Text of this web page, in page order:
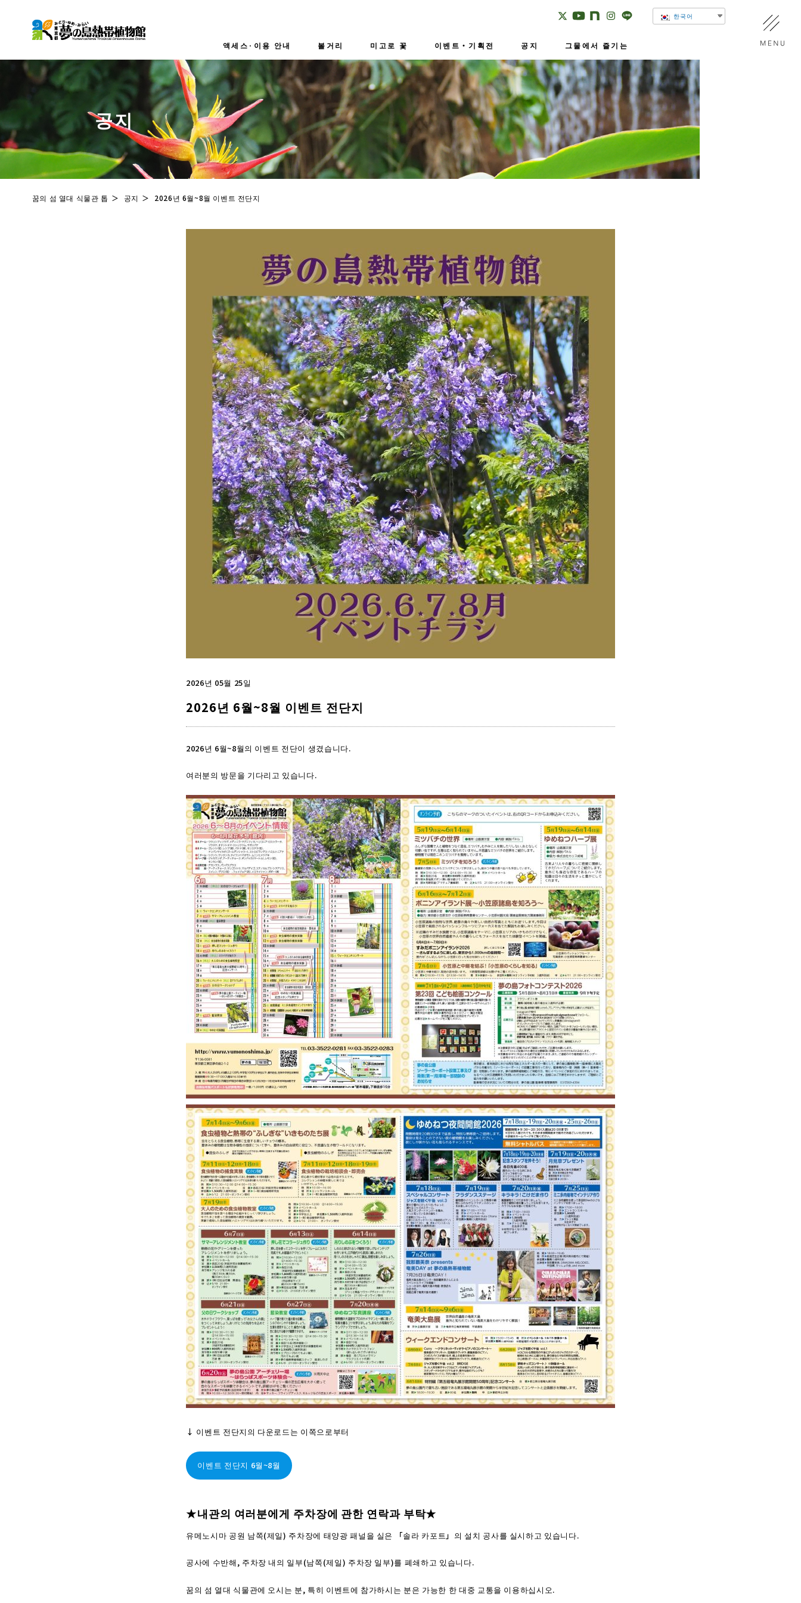
한국어
액세스·이용 안내
액세스
수수료
영업시간
관내지도
장애인
볼거리
관내의 모습
카페 숍
미고로 꽃
현재 만경의 꽃
연간 캘린더
직원 추천
이벤트・기획전
- 이벤트
- 기획전
공지 그물에서 즐기는
유메넷 채널
SNS
가상 식물관
이 미토코와 하하의 방
공지
꿈의 섬 열대 식물관 톱 공지 2026년 6월~8월 이벤트 전단지
2026년 05월 25일
2026년 6월~8월 이벤트 전단지
2026년 6월~8월의 이벤트 전단이 생겼습니다.
여러분의 방문을 기다리고 있습니다.
↓ 이벤트 전단지의 다운로드는 이쪽으로부터
이벤트 전단지 6월~8월
★내관의 여러분에게 주차장에 관한 연락과 부탁★
유메노시마 공원 남쪽(제일) 주차장에 태양광 패널을 실은 「솔라 카포트」의 설치 공사를 실시하고 있습니다.
공사에 수반해, 주차장 내의 일부(남쪽(제일) 주차장 일부)를 폐쇄하고 있습니다.
꿈의 섬 열대 식물관에 오시는 분, 특히 이벤트에 참가하시는 분은 가능한 한 대중 교통을 이용하십시오.